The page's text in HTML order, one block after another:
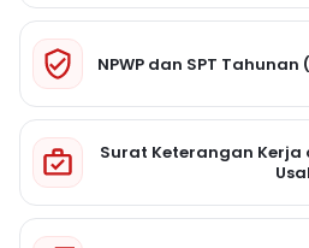
NPWP dan SPT
Surat Keterangan